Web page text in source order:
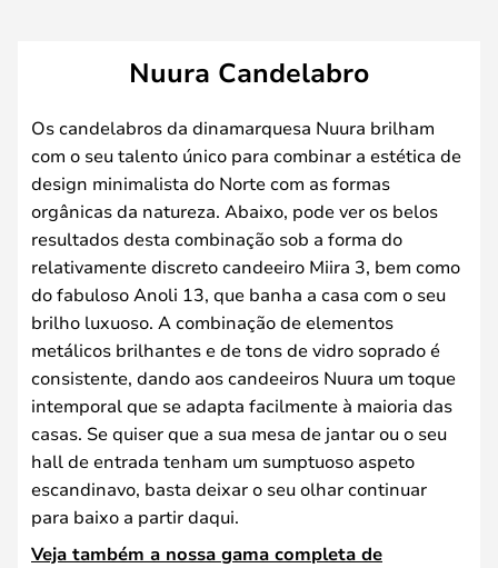
Nuura Candelabro
Os candelabros da dinamarquesa Nuura brilham
com o seu talento único para combinar a estética de
design minimalista do Norte com as formas
orgânicas da natureza. Abaixo, pode ver os belos
resultados desta combinação sob a forma do
relativamente discreto candeeiro Miira 3, bem como
do fabuloso Anoli 13, que banha a casa com o seu
brilho luxuoso. A combinação de elementos
metálicos brilhantes e de tons de vidro soprado é
consistente, dando aos candeeiros Nuura um toque
intemporal que se adapta facilmente à maioria das
casas. Se quiser que a sua mesa de jantar ou o seu
hall de entrada tenham um sumptuoso aspeto
escandinavo, basta deixar o seu olhar continuar
para baixo a partir daqui.
Veja também a nossa gama completa de